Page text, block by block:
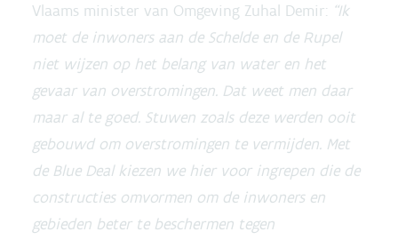
Vlaams minister van Omgeving Zuhal Demir: “Ik
moet de inwoners aan de Schelde en de Rupel
niet wijzen op het belang van water en het
gevaar van overstromingen. Dat weet men daar
maar al te goed. Stuwen zoals deze werden ooit
gebouwd om overstromingen te vermijden. Met
de Blue Deal kiezen we hier voor ingrepen die de
constructies omvormen om de inwoners en
gebieden beter te beschermen tegen